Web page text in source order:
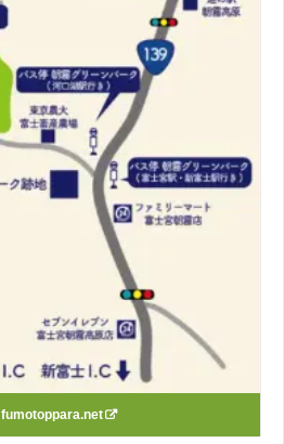
fumotoppara.net